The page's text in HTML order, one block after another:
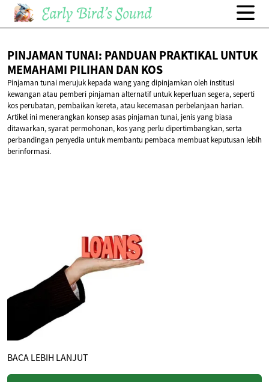
PINJAMAN TUNAI: PANDUAN PRAKTIKAL UNTUK
MEMAHAMI PILIHAN DAN KOS
Pinjaman tunai merujuk kepada wang yang dipinjamkan oleh institusi
kewangan atau pemberi pinjaman alternatif untuk keperluan segera, seperti
kos perubatan, pembaikan kereta, atau kecemasan perbelanjaan harian.
Artikel ini menerangkan konsep asas pinjaman tunai, jenis yang biasa
ditawarkan, syarat permohonan, kos yang perlu dipertimbangkan, serta
perbandingan penyedia untuk membantu pembaca membuat keputusan lebih
berinformasi.
BACA LEBIH LANJUT